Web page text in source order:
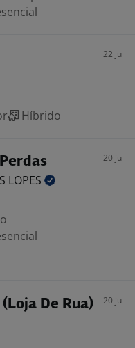
22 jul
Híbrido
20 jul
LOPES
De Rua) 20 jul